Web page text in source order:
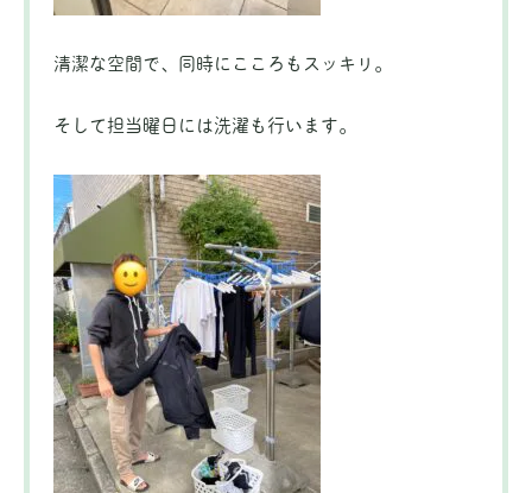
清潔な空間で、同時にこころもスッキリ。
そして担当曜日には洗濯も行います。